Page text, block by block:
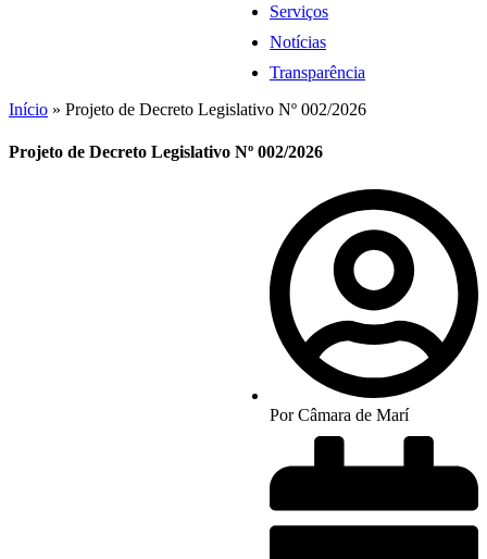
Serviços
Notícias
Transparência
Início » Projeto de Decreto Legislativo Nº 002/2026
Projeto de Decreto Legislativo Nº 002/2026
PorCâmara de Marí